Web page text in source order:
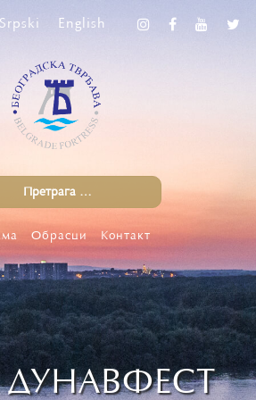
Srpski English
Обрасци Контакт
ДУНАВФЕСТ